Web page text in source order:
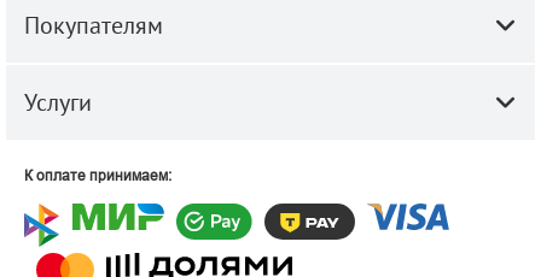
Покупателям
Услуги
К оплате принимаем: